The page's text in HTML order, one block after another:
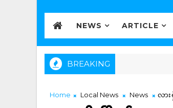
NEWS ARTICLE
BREAKING
Home Local News News လား